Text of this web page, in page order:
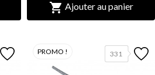
 Ajouter au panier
331
PROMO !